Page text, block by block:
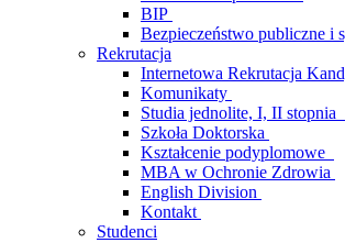
BIP
Bezpieczeństwo publiczne i
Rekrutacja
Internetowa Rekrutacja
Komunikaty
Studia jednolite, I, II stopnia
Szkoła Doktorska
Kształcenie podyplomowe
MBA w Ochronie Zdrowia
English Division
Kontakt
Studenci